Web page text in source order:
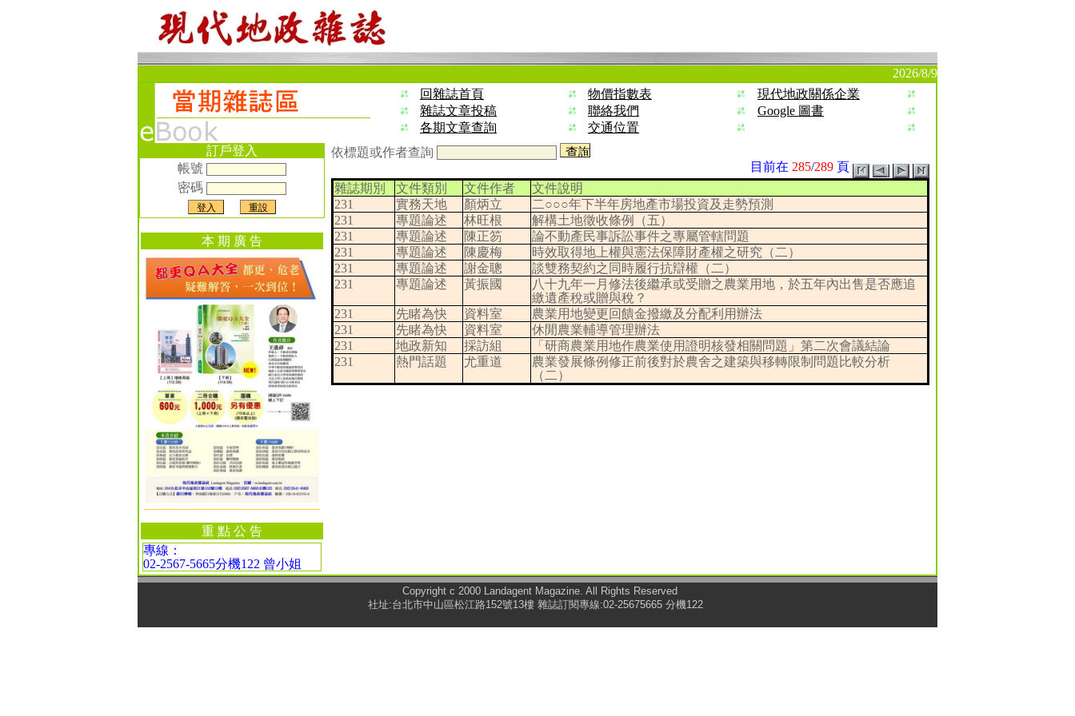
2026/8/9
回雜誌首頁
物價指數表
現代地政關係企業
雜誌文章投稿
聯絡我們
Google 圖書
各期文章查詢
交通位置
訂戶登入
帳號
密碼
本 期 廣 告
重 點 公 告
專線：
02-2567-5665分機122 曾小姐
依標題或作者查詢
目前在 285/289 頁
雜誌期別
文件類別 文件作者
文件說明
231
實務天地 顏炳立
二○○○年下半年房地產市場投資及走勢預測
231
專題論述 林旺根
解構土地徵收條例（五）
231
專題論述 陳正笏
論不動產民事訴訟事件之專屬管轄問題
231
專題論述 陳慶梅
時效取得地上權與憲法保障財產權之研究（二）
231
專題論述 謝金聰
談雙務契約之同時履行抗辯權（二）
231
專題論述 黃振國
八十九年一月修法後繼承或受贈之農業用地，於五年內出售是否應追
繳遺產稅或贈與稅？
231
先睹為快 資料室
農業用地變更回饋金撥繳及分配利用辦法
231
先睹為快 資料室
休閒農業輔導管理辦法
231
地政新知 採訪組
「研商農業用地作農業使用證明核發相關問題」第二次會議結論
231
熱門話題 尤重道
農業發展條例修正前後對於農舍之建築與移轉限制問題比較分析
（二）
Copyright c 2000 Landagent Magazine. All Rights Reserved
社址:台北市中山區松江路152號13樓 雜誌訂閱專線:02-25675665 分機122